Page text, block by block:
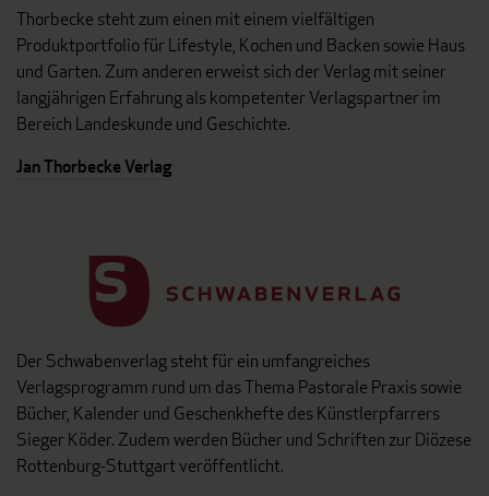
Thorbecke steht zum einen mit einem vielfältigen
Produktportfolio für Lifestyle, Kochen und Backen sowie Haus
und Garten. Zum anderen erweist sich der Verlag mit seiner
langjährigen Erfahrung als kompetenter Verlagspartner im
Bereich Landeskunde und Geschichte.
Jan Thorbecke Verlag
Der Schwabenverlag steht für ein umfangreiches
Verlagsprogramm rund um das Thema Pastorale Praxis sowie
Bücher, Kalender und Geschenkhefte des Künstlerpfarrers
Sieger Köder. Zudem werden Bücher und Schriften zur Diözese
Rottenburg-Stuttgart veröffentlicht.